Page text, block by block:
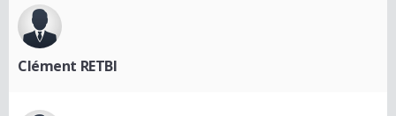
Clément RETBI